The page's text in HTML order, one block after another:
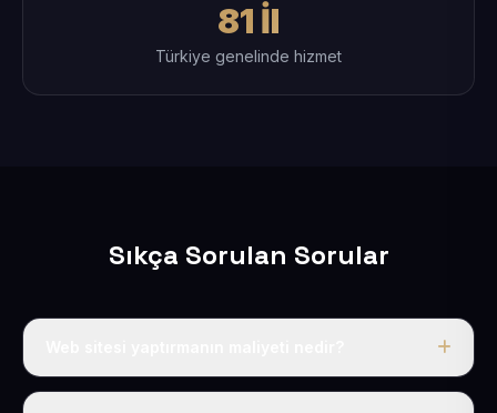
81 İl
Türkiye genelinde hizmet
Sıkça Sorulan Sorular
Yıllık 50 USD + KDV ödersiniz; bu fiyata alan adı,